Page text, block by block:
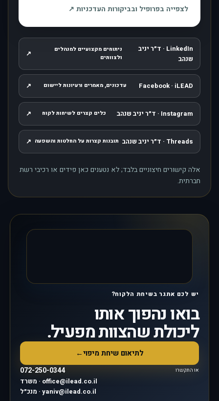
לצפייה בפרופיל ובביקורות העדכניות ↗
LinkedIn · ד״ר יניב
שנהב
ניתוחים מקצועיים למנהלים
ולצוותים
↗ , נפתח בחלון חדש
Facebook · iLEAD עדכונים, מאמרים ורעיונות ליישום ↗ , נפתח בחלון חדש
Instagram · ד״ר יניב שנהב כלים קצרים לשיחות לקוח ↗ , נפתח בחלון חדש
Threads · ד״ר יניב שנהב תובנות קצרות על החלטות והשפעה ↗ , נפתח בחלון חדש
אלה קישורים חיצוניים בלבד; לא נטענים כאן פידים או רכיבי רשת
חברתית.
יש לכם אתגר בשיחת הלקוח?
בואו נהפוך אותו
ליכולת שהצוות מפעיל.
לתיאום שיחת מיפוי←
או התקשרו 072-250-0344
משרד · office@ilead.co.il
מנכ״ל · yaniv@ilead.co.il